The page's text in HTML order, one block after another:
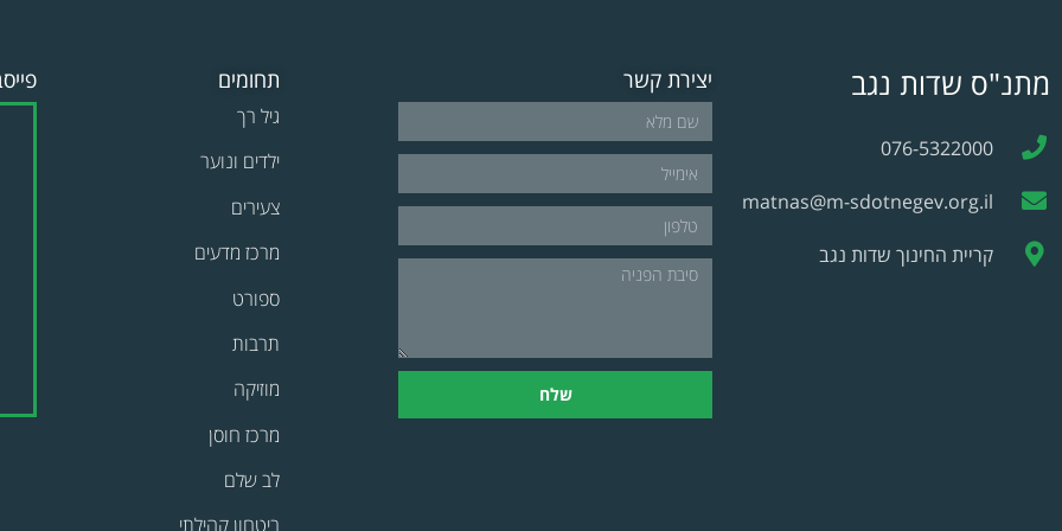
מתנ"ס שדות נגב
076-5322000
matnas@m-sdotnegev.org.il
קריית החינוך שדות נגב
יצירת קשר
שלח
תחומים
גיל רך
ילדים ונוער
צעירים
מרכז מדעים
ספורט
תרבות
מוזיקה
מרכז חוסן
לב שלם
ביטחון קהילתי